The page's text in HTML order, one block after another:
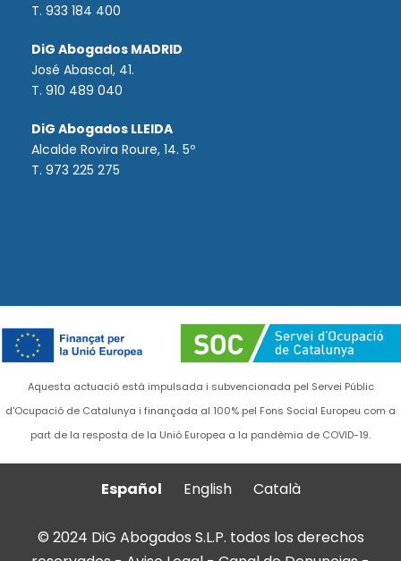
T. 933 184 400
DiG Abogados MADRID
José Abascal, 41.
T. 910 489 040
DiG Abogados LLEIDA
Alcalde Rovira Roure, 14. 5º
T. 973 225 275
Aquesta actuació està impulsada i subvencionada pel Servei Públic
d'Ocupació de Catalunya i finançada al 100% pel Fons Social Europeu com a
part de la resposta de la Unió Europea a la pandèmia de COVID-19.
Español English Català
© 2024 DiG Abogados S.L.P. todos los derechos